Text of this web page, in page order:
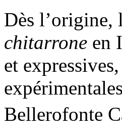
Dès l’origine,
chitarrone en
et
Bellerofonte